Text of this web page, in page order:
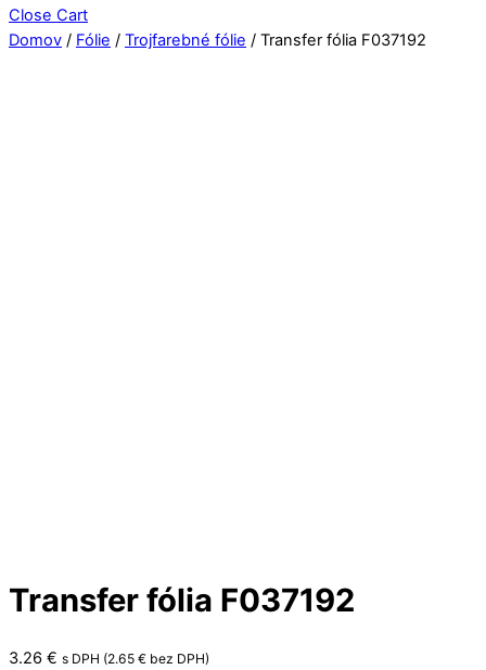
Close Cart
Domov / Fólie / Trojfarebné fólie / Transfer fólia F037192
Transfer fólia F037192
3.26 € s DPH (2.65 € bez DPH)